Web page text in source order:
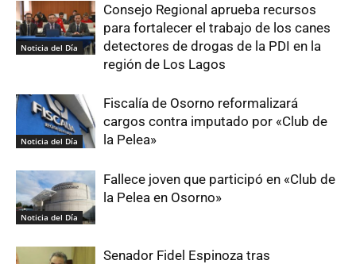
Noticia del Día
Consejo Regional aprueba recursos
para fortalecer el trabajo de los canes
detectores de drogas de la PDI en la
región de Los Lagos
Noticia del Día
Fiscalía de Osorno reformalizará
cargos contra imputado por «Club de
la Pelea»
Noticia del Día
Fallece joven que participó en «Club de
la Pelea en Osorno»
Senador Fidel Espinoza tras